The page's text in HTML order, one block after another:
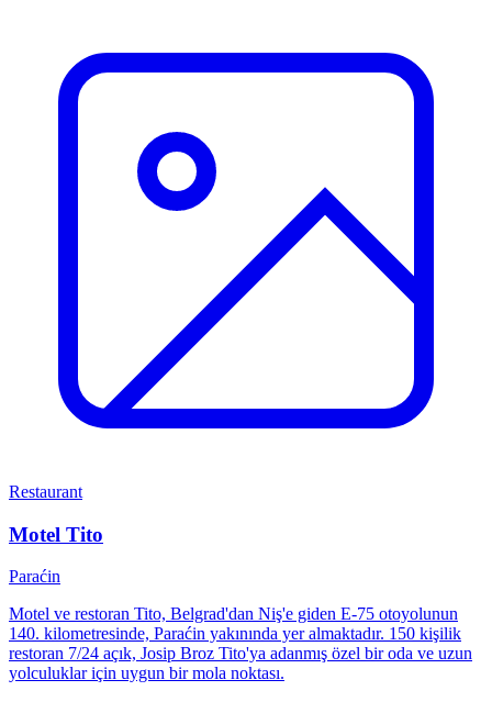
Restaurant
Motel Tito
Paraćin
Motel ve restoran Tito, Belgrad'dan Niş'e giden E-75 otoyolunun
140. kilometresinde, Paraćin yakınında yer almaktadır. 150 kişilik
restoran 7/24 açık, Josip Broz Tito'ya adanmış özel bir oda ve uzun
yolculuklar için uygun bir mola noktası.